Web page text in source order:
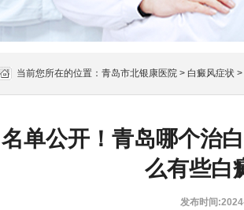
当前您所在的位置： 青岛市北银康医院 > 白癜风症状 >
名单公开！青岛哪个治
么有些白
发布时间